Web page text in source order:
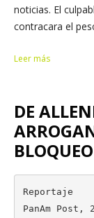
noticias. El
contracara el
Leer más
DE
BLOQUEO
Reportaje
PanAm Post,